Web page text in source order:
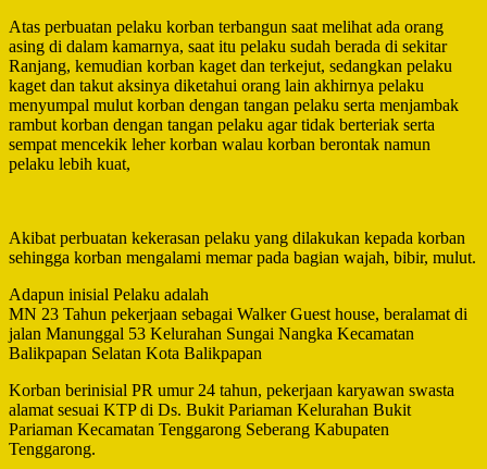
Atas perbuatan pelaku korban terbangun saat melihat ada orang
asing di dalam kamarnya, saat itu pelaku sudah berada di sekitar
Ranjang, kemudian korban kaget dan terkejut, sedangkan pelaku
kaget dan takut aksinya diketahui orang lain akhirnya pelaku
menyumpal mulut korban dengan tangan pelaku serta menjambak
rambut korban dengan tangan pelaku agar tidak berteriak serta
sempat mencekik leher korban walau korban berontak namun
pelaku lebih kuat,
Akibat perbuatan kekerasan pelaku yang dilakukan kepada korban
sehingga korban mengalami memar pada bagian wajah, bibir, mulut.
Adapun inisial Pelaku adalah
MN 23 Tahun pekerjaan sebagai Walker Guest house, beralamat di
jalan Manunggal 53 Kelurahan Sungai Nangka Kecamatan
Balikpapan Selatan Kota Balikpapan
Korban berinisial PR umur 24 tahun, pekerjaan karyawan swasta
alamat sesuai KTP di Ds. Bukit Pariaman Kelurahan Bukit
Pariaman Kecamatan Tenggarong Seberang Kabupaten
Tenggarong.